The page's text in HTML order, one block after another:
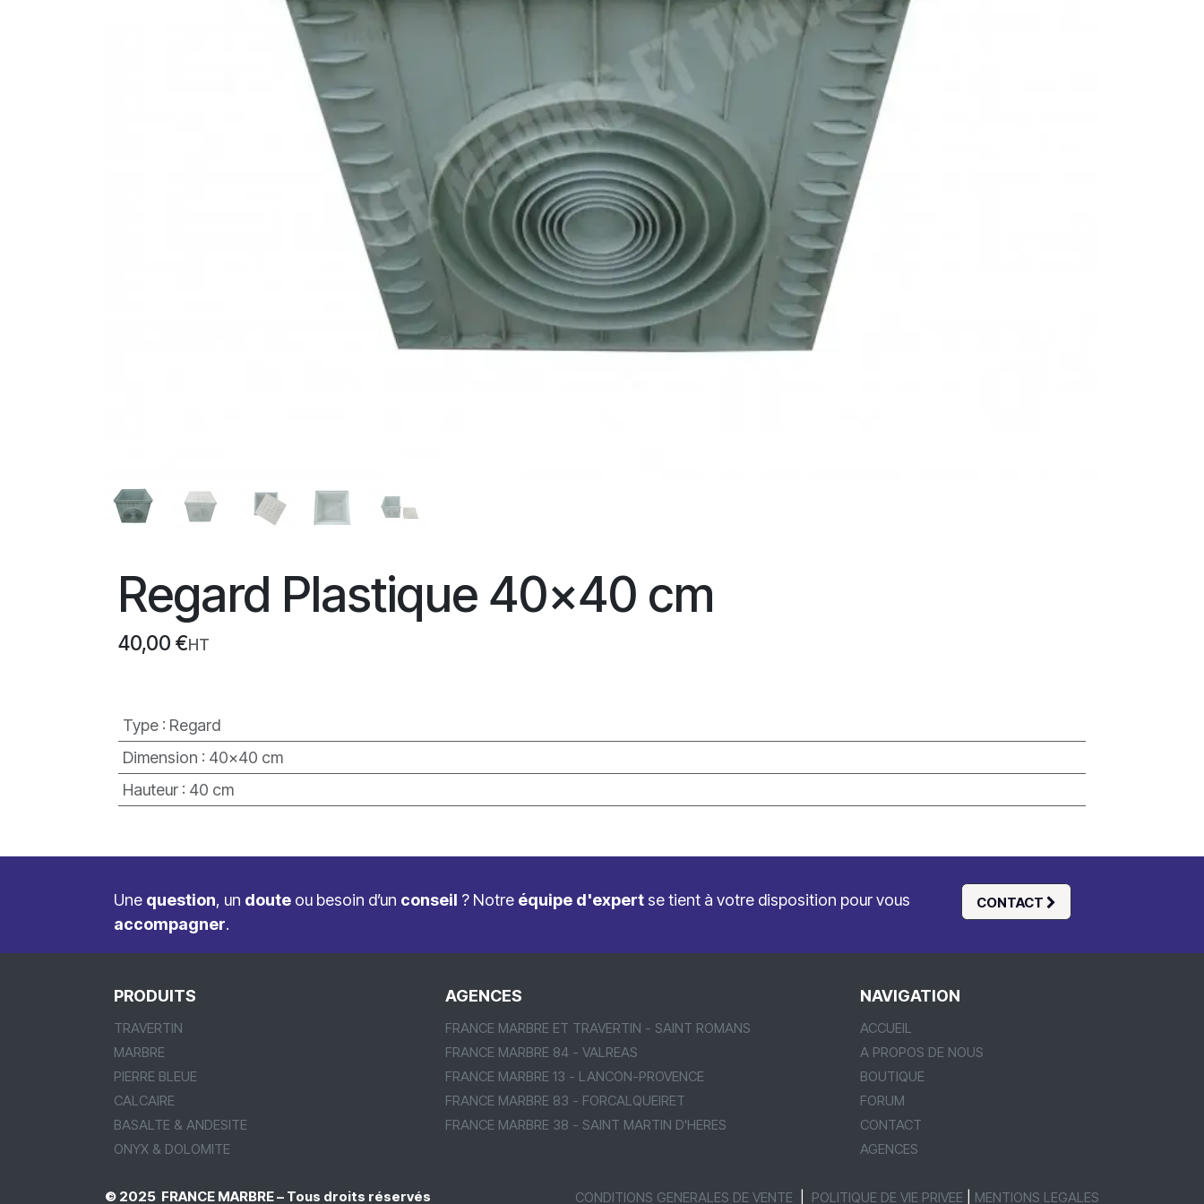
Regard Plastique 40x40 cm
40,00 €HT
Type: Regard
Dimension : 40x40 cm
Hauteur: 40 cm
CONTACT
Une question, un doute ou besoin d’un conseil ? Notre équipe d'expert se tient à votre disposition pour vous
accompagner.
NAVIGATION
ACCUEIL
A PROPOS DE NOUS
BOUTIQUE
FORUM
CONTACT
AGENCES
PRODUITS
TRAVERTIN
MARBRE
PIERRE BLEUE
CALCAIRE
BASALTE & ANDESITE
ONYX & DOLOMITE
AGENCES
FRANCE MARBRE ET TRAVERTIN - SAINT ROMANS
FRANCE MARBRE 84 - VALREAS
FRANCE MARBRE 13 - LANCON-PROVENCE
FRANCE MARBRE 83 - FORCALQUEIRET
FRANCE MARBRE 38 - SAINT MARTIN D'HERES
© 2025 FRANCE MARBRE – Tous droits réservés CONDITIONS GENERALES DE VENTE POLITIQUE DE VIE PRIVEE MENTIONS LEGALES